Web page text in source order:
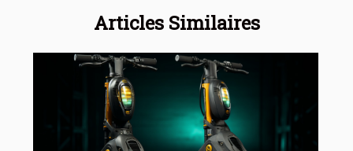
Articles Similaires